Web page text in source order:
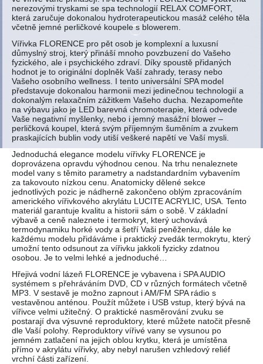
nerezovými tryskami se spa technologií RELAX COMFORT,
která zaručuje dokonalou hydroterapeutickou masáž celého těla
včetně jemné perličkové koupele s blowerem.
Vířivka FLORENCE pro pět osob je komplexní a luxusní
důmyslný stroj, který přináší mnoho povzbuzení do Vašeho
fyzického, ale i psychického zdraví. Díky spoustě přidaných
hodnot je to originální doplněk Vaší zahrady, terasy nebo
Vašeho osobního wellness. I tento universální SPA model
představuje dokonalou harmonii mezi jedinečnou technologií a
dokonalým relaxačním zážitkem Vašeho ducha. Nezapomeňte
na výbavu jako je LED barevná chromoterapie, která odvede
Vaše negativní myšlenky, nebo i jemný masážní blower –
perličková koupel, která svým příjemným šuměním a zvukem
praskajících bublin vody utiší veškeré napětí ve Vaší mysli.
Jednoduchá elegance modelu vířivky FLORENCE je
doprovázena opravdu výhodnou cenou. Na trhu nenaleznete
model vany s těmito parametry a nadstandardním vybavením
za takovouto nízkou cenu. Anatomicky dělené sekce
jednotlivých pozic je nádherně zakončeno oblým zpracováním
amerického vířivkového akrylátu LUCITE ACRYLIC, USA. Tento
materiál garantuje kvalitu a historii sám o sobě. V základní
výbavě a ceně naleznete i termokryt, který uchovává
termodynamiku horké vody a šetří Vaši peněženku, dále ke
každému modelu přidáváme i praktický zvedák termokrytu, který
umožní tento odsunout za vířivku jakkoli fyzicky zdatnou
osobou. Je to velmi lehké a jednoduché…
Hřejivá vodní lázeň FLORENCE je vybavena i SPA AUDIO
systémem s přehráváním DVD, CD v různých formátech včetně
MP3. V sestavě je možno zapnout i AM/FM SPA rádio s
vestavěnou anténou. Použít můžete i USB vstup, který bývá na
vířivce velmi užitečný. O praktické nasměrování zvuku se
postarají dva výsuvné reproduktory, které můžete natočit přesně
dle Vaší polohy. Reproduktory vířivé vany se vysunou po
jemném zatlačení na jejich oblou krytku, která je umístěna
přímo v akrylátu vířivky, aby nebyl narušen vzhledový reliéf
vrchní části zařízení.